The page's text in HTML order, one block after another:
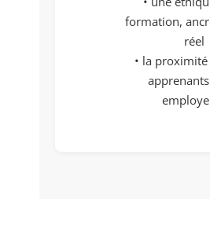
formation,
réel
• la proximité